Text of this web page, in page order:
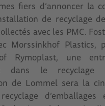
fiers d’annoncer la
de recyclage
avec les PMC.
Morssinkhof Plastics,
Rymoplast, une
dans le recyclage
de Lommel sera la